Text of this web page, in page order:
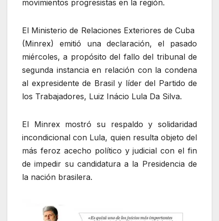
movimientos progresistas en la región.
El Ministerio de Relaciones Exteriores de Cuba
(Minrex) emitió una declaración, el pasado
miércoles, a propósito del fallo del tribunal de
segunda instancia en relación con la condena
al expresidente de Brasil y líder del Partido de
los Trabajadores, Luiz Inácio Lula Da Silva.
El Minrex mostró su respaldo y solidaridad
incondicional con Lula, quien resulta objeto del
más feroz acecho político y judicial con el fin
de impedir su candidatura a la Presidencia de
la nación brasilera.